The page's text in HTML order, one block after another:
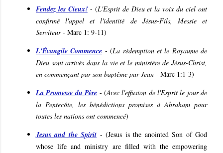
Fendez les Cieux!- (L'Esprit de Dieu et la voix du ciel ont
confirmé l'appel et l'identité de Jésus-Fils, Messie et
Serviteur - Marc 1: 9-11)
L'Évangile Commence - (La rédemption et le Royaume de
Dieu sont arrivés dans la vie et le ministère de Jésus-Christ,
en commençant par son baptême par Jean - Marc 1:1-3)
La Promesse du Père - (Avec l'effusion de l'Esprit le jour de
la Pentecôte, les bénédictions promises à Abraham pour
toutes les nations ont commencé)
Jesus and the Spirit - (Jesus is the anointed Son of God
whose life and ministry are filled with the empowering